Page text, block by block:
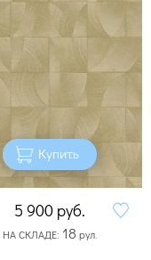
Купить
5 900 руб.
НА СКЛАДЕ: 18 рул.